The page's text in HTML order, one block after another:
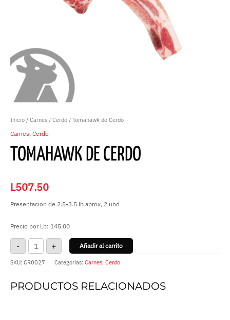
Inicio / Carnes / Cerdo / Tomahawk de Cerdo
Carnes, Cerdo
TOMAHAWK DE CERDO
L507.50
Presentacion de 2.5-3.5 lb aprox, 2 und
Precio por Lb: 145.00
- + Añadir al carrito
SKU: CR0027 Categorías: Carnes, Cerdo
PRODUCTOS RELACIONADOS